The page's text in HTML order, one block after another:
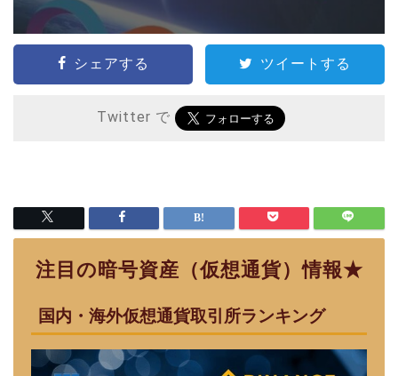
シェアする ツイートする
Twitter で
注目の暗号資産（仮想通貨）情報★
国内・海外仮想通貨取引所ランキング